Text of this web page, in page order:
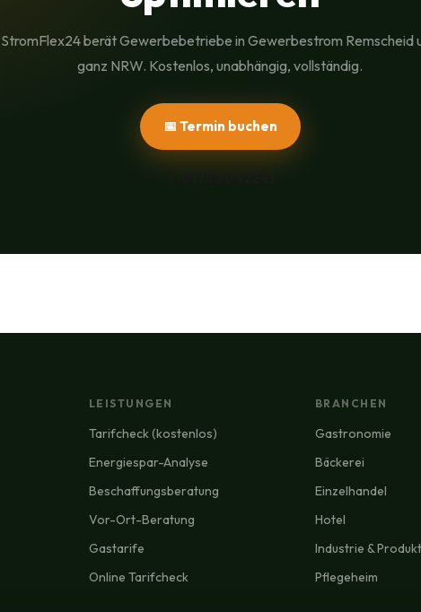
StromFlex24 berät Gewerbebetriebe in Gewerbestrom Remscheid
ganz NRW. Kostenlos, unabhängig, vollständig.
📅 Termin buchen
LEISTUNGEN
Tarifcheck (kostenlos)
Energiespar-Analyse
Beschaffungsberatung
Vor-Ort-Beratung
Gastarife
Online Tarifcheck
BRANCHEN
Gastronomie
Bäckerei
Einzelhandel
Hotel
Industrie &
Pflegeheim